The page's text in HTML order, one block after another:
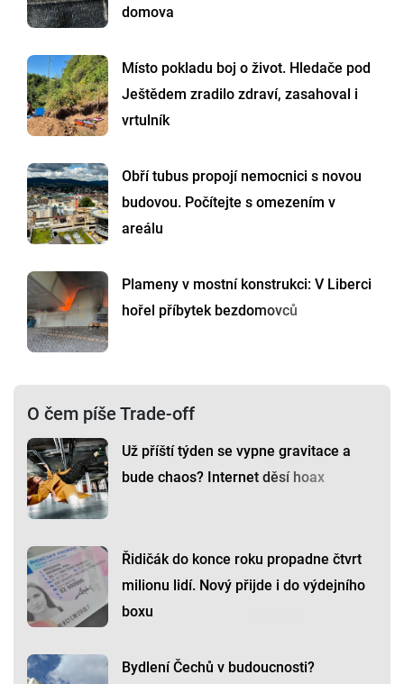
domova
Místo pokladu boj o život. Hledače pod
Ještědem zradilo zdraví, zasahoval i
vrtulník
Obří tubus propojí nemocnici s novou
budovou. Počítejte s omezením v
areálu
Plameny v mostní konstrukci: V Liberci
hořel příbytek bezdomovců
O čem píše Trade-off
Už příští týden se vypne gravitace a
bude chaos? Internet děsí hoax
Řidičák do konce roku propadne čtvrt
milionu lidí. Nový přijde i do výdejního
boxu
Bydlení Čechů v budoucnosti?